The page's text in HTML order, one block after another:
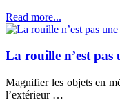
Read more...
La rouille n’est pas
Magnifier les objets en
l’extérieur …